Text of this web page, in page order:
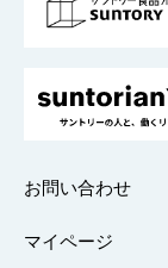
採用情報
お問い合わせ
マイページ